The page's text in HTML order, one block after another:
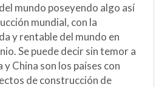
mundo poseyendo algo así
mundial, con la
y rentable del mundo en
Se puede decir sin temor a
China son los países con
de construcción de